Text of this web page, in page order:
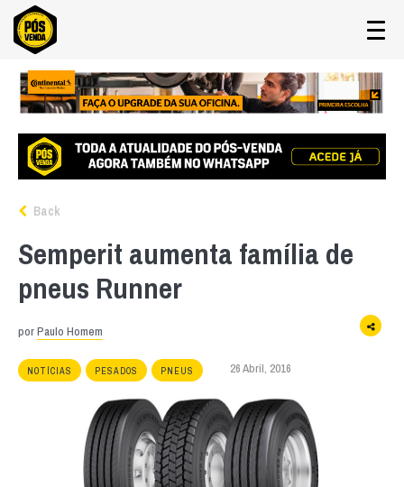
Back
Semperit aumenta família de
pneus Runner
porPaulo Homem
NOTÍCIAS PESADOS PNEUS 26 Abril, 2016